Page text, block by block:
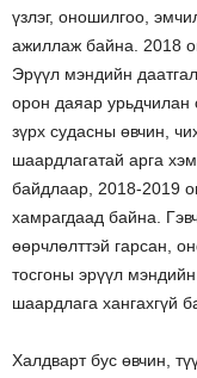
үзлэг, оношилгоо,
ажиллаж байна. 2018
Эрүүл мэндийн
орон даяар урьдчилан
зүрх судасны өвчин,
шаардлагатай арга
байдлаар, 2018-2019
хамрагдаад байна.
өөрчлөлттэй гарсан,
тосгоны эрүүл
шаардлага хангахгүй
Халдварт бус өвчин,